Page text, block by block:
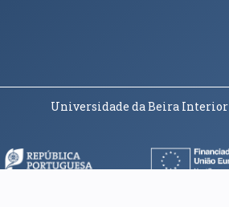
Universidade da Beira Interior
janela) (abre em nova janela)